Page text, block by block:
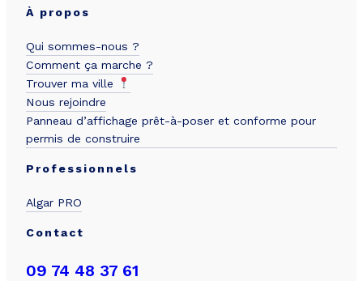
À propos
Qui sommes-nous ?
Comment ça marche ?
Trouver ma ville
Nous rejoindre
Panneau d’affichage prêt-à-poser et conforme pour
permis de construire
Professionnels
Algar PRO
Contact
09 74 48 37 61